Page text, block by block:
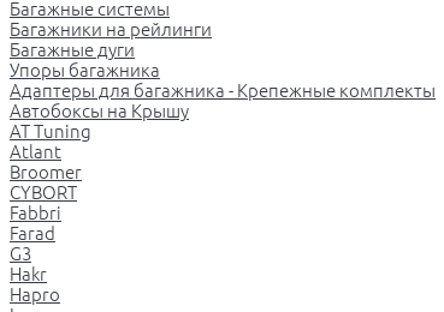
Багажные системы
Багажники на рейлинги
Багажные дуги
Упоры багажника
Адаптеры для багажника - Крепежные комплекты
Автобоксы на Крышу
AT Tuning
Atlant
Broomer
CYBORT
Fabbri
Farad
G3
Hakr
Hapro